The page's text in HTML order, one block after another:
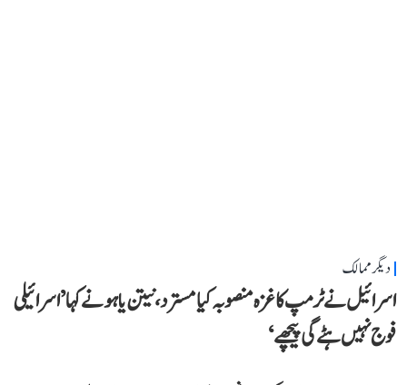
دیگر ممالک
اسرائیل نے ٹرمپ کا غزہ منصوبہ کیا مسترد، نیتن یاہو نے کہا ’اسرائیلی
فوج نہیں ہٹے گی پیچھے‘